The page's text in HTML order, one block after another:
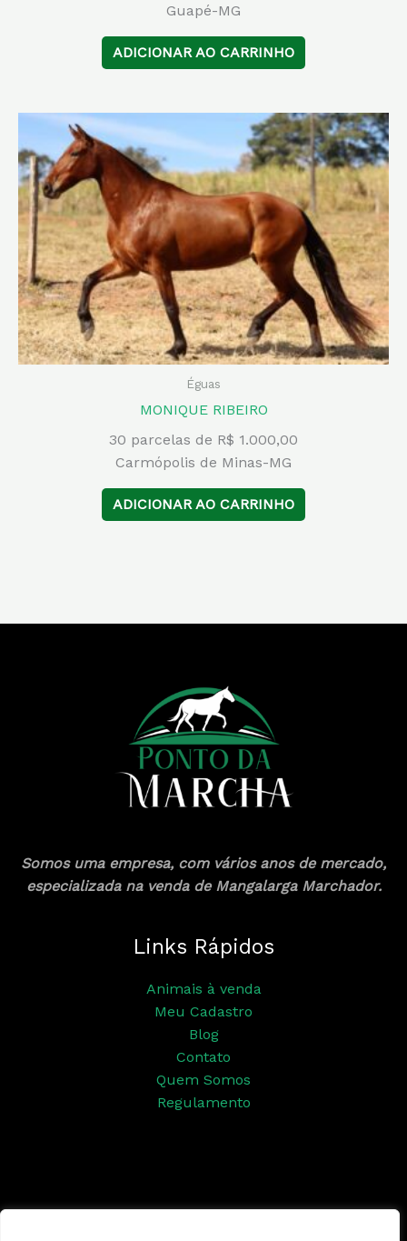
Guapé-MG
ADICIONAR AO CARRINHO
Éguas
MONIQUE RIBEIRO
30 parcelas de R$ 1.000,00
Carmópolis de Minas-MG
ADICIONAR AO CARRINHO
Somos uma empresa, com vários anos de mercado,
especializada na venda de Mangalarga Marchador.
Links Rápidos
Animais à venda
Meu Cadastro
Blog
Contato
Quem Somos
Regulamento